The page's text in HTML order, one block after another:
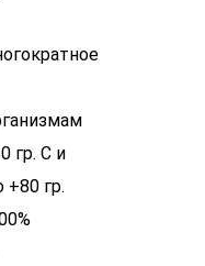
гр. С и
гр.